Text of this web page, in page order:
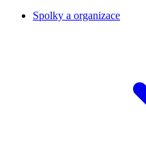
Spolky a organizace